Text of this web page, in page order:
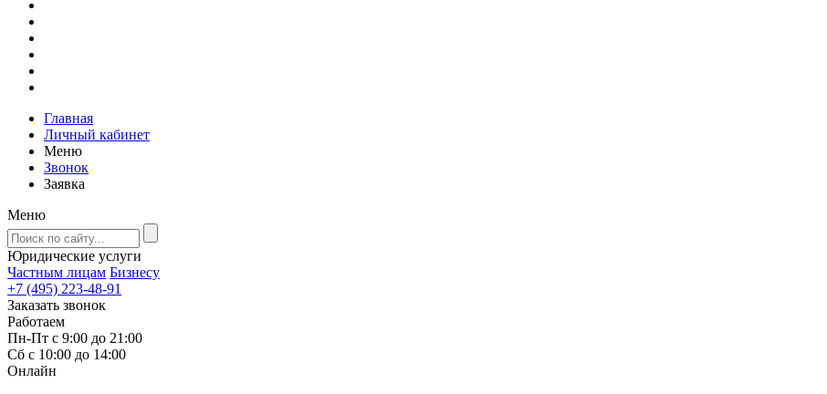
Главная
Личный кабинет
Меню
Звонок
Заявка
Меню
Юридические услуги
Частным лицам Бизнесу
+7 (495) 223-48-91
Заказать звонок
Работаем
Пн-Пт с 9:00 до 21:00
Сб с 10:00 до 14:00
Онлайн